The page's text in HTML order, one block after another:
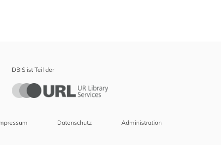
DBIS ist Teil der
Datenschutz Administration